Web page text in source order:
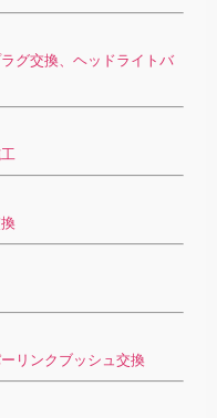
グ交換、ヘッドライトバ
リンクブッシュ交換